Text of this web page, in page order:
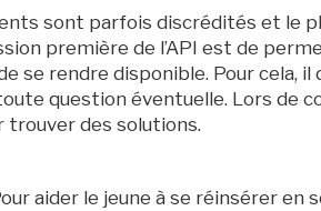
sont parfois discrédités et le
première de l’API est de
se rendre disponible. Pour cela, il
question éventuelle. Lors de
trouver des solutions.
aider le jeune à se réinsérer en